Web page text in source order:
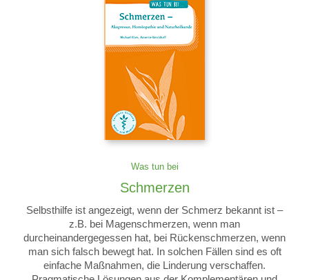
Was tun bei
Schmerzen
Selbsthilfe ist angezeigt, wenn der Schmerz bekannt ist –
z.B. bei Magenschmerzen, wenn man
durcheinandergegessen hat, bei Rückenschmerzen, wenn
man sich falsch bewegt hat. In solchen Fällen sind es oft
einfache Maßnahmen, die Linderung verschaffen.